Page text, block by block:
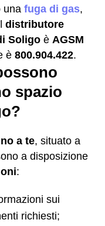
una fuga di gas,
distributore
Soligo è AGSM
è 800.904.422.
spazio
a te, situato a
a disposizione
:
sui
richiesti;